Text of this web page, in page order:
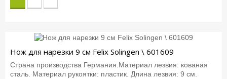
Нож для нарезки 9 см Felix Solingen \ 601609
Страна производства Германия.Материал лезвия: кованая
сталь. Материал рукоятки: пластик. Длина лезвия: 9 см.